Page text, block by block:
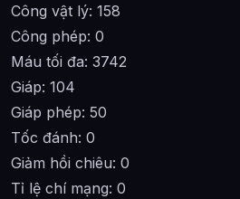
Công vật lý: 158
Công phép: 0
Máu tối đa: 3742
Giáp: 104
Giáp phép: 50
Tốc đánh: 0
Giảm hồi chiêu: 0
Tỉ lệ chí mạng: 0